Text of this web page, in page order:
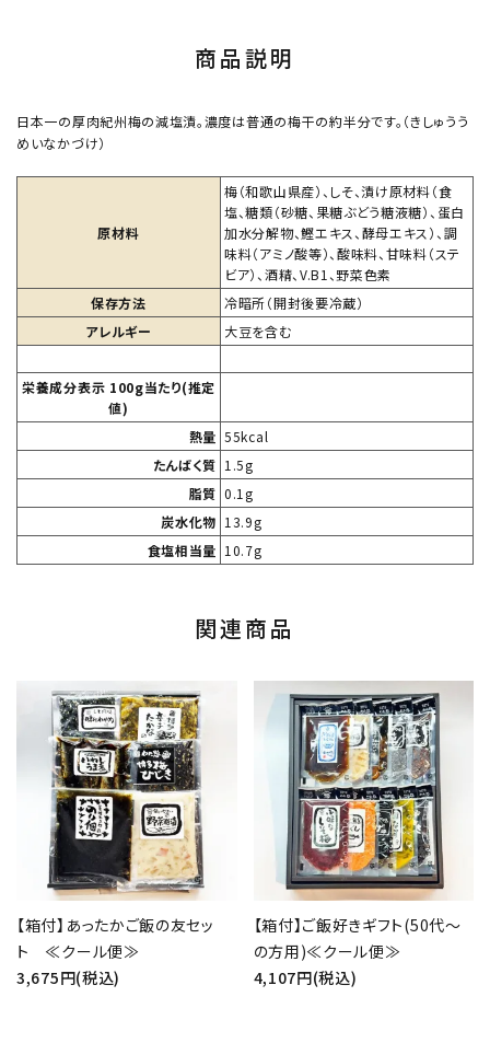
商品説明
日本一の厚肉紀州梅の減塩漬。濃度は普通の梅干の約半分です。（きしゅうう
めいなかづけ）
原材料
梅（和歌山県産）、しそ、漬け原材料（食
塩、糖類（砂糖、果糖ぶどう糖液糖）、蛋白
加水分解物、鰹エキス、酵母エキス）、調
味料（アミノ酸等）、酸味料、甘味料（ステ
ビア）、酒精、V.B1、野菜色素
保存方法
冷暗所（開封後要冷蔵）
アレルギー
大豆を含む
栄養成分表示 100g当たり(推定
値)
熱量 55kcal
たんばく質 1.5g
脂質 0.1g
炭水化物 13.9g
食塩相当量 10.7g
関連商品
【箱付】あったかご飯の友セッ
ト ≪クール便≫
3,675円(税込)
【箱付】ご飯好きギフト(50代～
の方用)≪クール便≫
4,107円(税込)